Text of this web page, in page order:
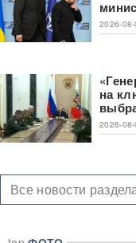
2026-
на
2026-
Все новости